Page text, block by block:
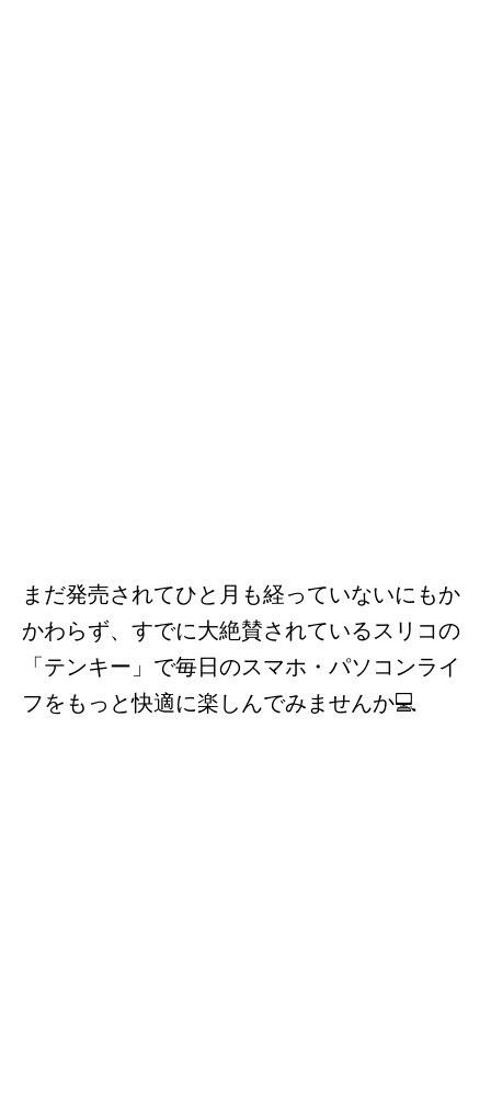
まだ発売されてひと月も経っていないにもか
かわらず、すでに大絶賛されているスリコの
「テンキー」で毎日のスマホ・パソコンライ
フをもっと快適に楽しんでみませんか💻